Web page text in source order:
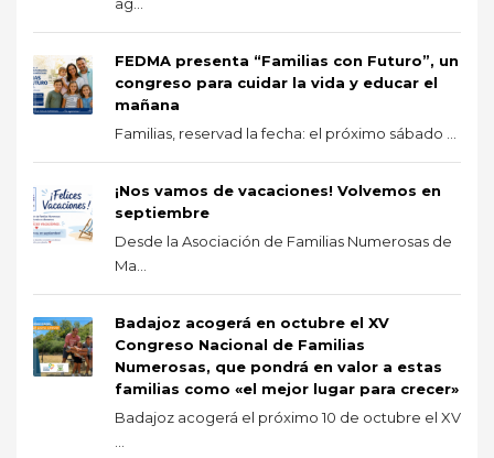
FEDMA presenta “Familias con Futuro”, un
congreso para cuidar la vida y educar el
mañana
Familias, reservad la fecha: el próximo sábado ...
¡Nos vamos de vacaciones! Volvemos en
septiembre
Desde la Asociación de Familias Numerosas de
Ma...
Badajoz acogerá en octubre el XV
Congreso Nacional de Familias
Numerosas, que pondrá en valor a estas
familias como «el mejor lugar para crecer»
Badajoz acogerá el próximo 10 de octubre el XV